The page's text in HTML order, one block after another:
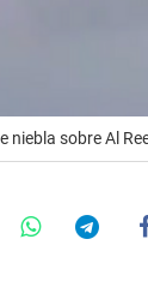
niebla sobre Al